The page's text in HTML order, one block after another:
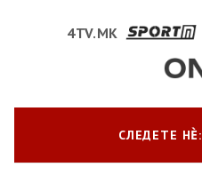
4TV.MK
СЛЕДЕТЕ НЀ: